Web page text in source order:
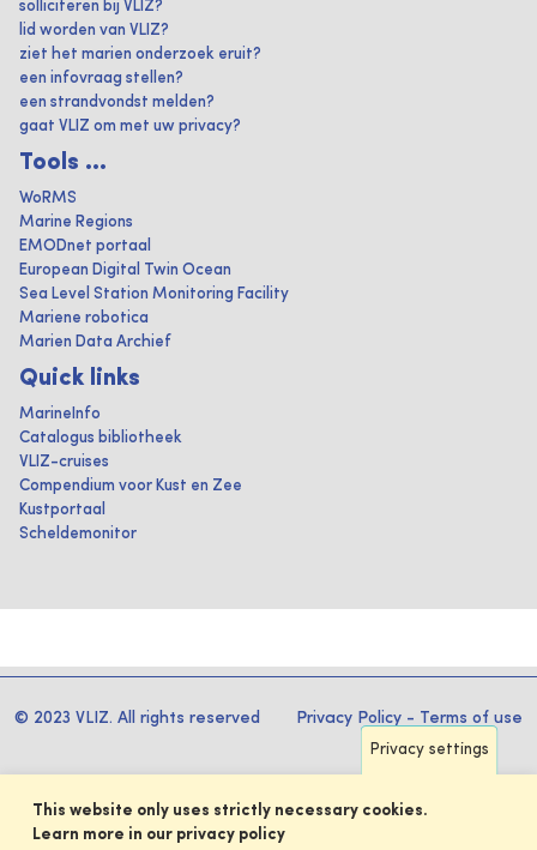
solliciteren bij VLIZ?
lid worden van VLIZ?
ziet het marien onderzoek eruit?
een infovraag stellen?
een strandvondst melden?
gaat VLIZ om met uw privacy?
Tools ...
WoRMS
Marine Regions
EMODnet portaal
European Digital Twin Ocean
Sea Level Station Monitoring Facility
Mariene robotica
Marien Data Archief
Quick links
MarineInfo
Catalogus bibliotheek
VLIZ-cruises
Compendium voor Kust en Zee
Kustportaal
Scheldemonitor
© 2023 VLIZ. All rights reserved Privacy Policy - Terms of use
Privacy settings
This website only uses strictly necessary cookies.
Learn more in our privacy policy